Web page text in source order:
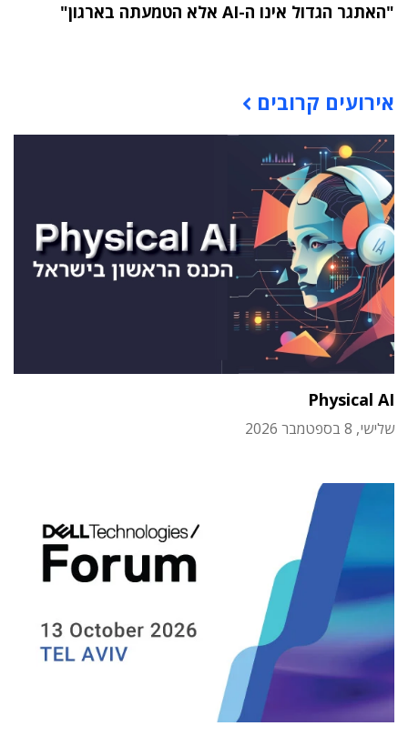
"האתגר הגדול אינו ה-AI אלא הטמעתה בארגון"
אירועים קרובים
Physical AI
שלישי, 8 בספטמבר 2026